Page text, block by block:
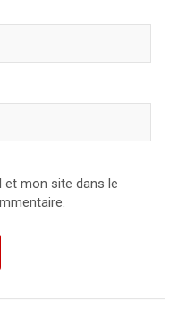
et mon site dans le